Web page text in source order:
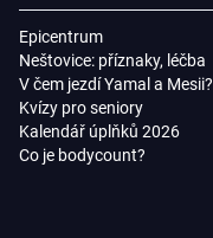
Epicentrum
Neštovice: příznaky, léčba
V čem jezdí Yamal a Mesii?
Kvízy pro seniory
Kalendář úplňků 2026
Co je bodycount?